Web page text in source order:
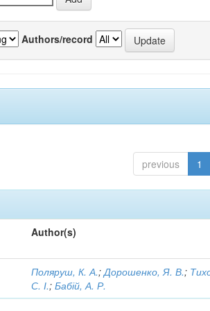
Authors/record
previous 1
Author(s)
Поляруш, К. А.;Дорошенко, Я. В.;
С. І.;Бабій, А. Р.